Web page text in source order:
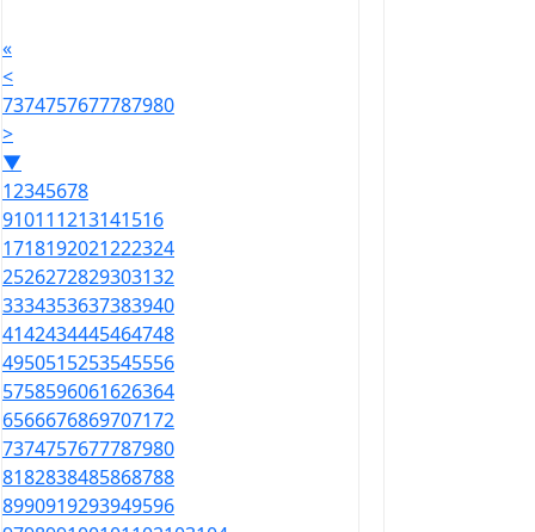
«
<
7374757677787980
>
▼
12345678
910111213141516
1718192021222324
2526272829303132
3334353637383940
4142434445464748
4950515253545556
5758596061626364
6566676869707172
7374757677787980
8182838485868788
8990919293949596